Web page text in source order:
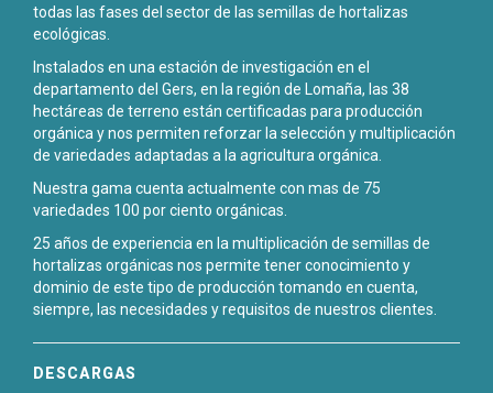
todas las fases del sector de las semillas de hortalizas
ecológicas.
Instalados en una estación de investigación en el
departamento del Gers, en la región de Lomaña, las 38
hectáreas de terreno están certificadas para producción
orgánica y nos permiten reforzar la selección y multiplicación
de variedades adaptadas a la agricultura orgánica.
Nuestra gama cuenta actualmente con mas de 75
variedades 100 por ciento orgánicas.
25 años de experiencia en la multiplicación de semillas de
hortalizas orgánicas nos permite tener conocimiento y
dominio de este tipo de producción tomando en cuenta,
siempre, las necesidades y requisitos de nuestros clientes.
DESCARGAS